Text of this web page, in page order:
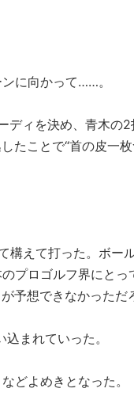
に向かって……。
ィを決め、青木の
たことで“首の皮一
えて打った。ボー
プロゴルフ界にとっ
予想できなかっただ
まれていった。
どよめきとなった。